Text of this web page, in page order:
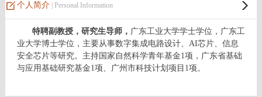
个人简介| Personal Information
特聘副教授，研究生导师， 广东工业大学学士学位，广东工
业大学博士学位，主要从事数字集成电路设计、AI芯片、信息
安全芯片等研究。主持国家自然科学青年基金1项，广东省基础
与应用基础研究基金1项、广州市科技计划项目1项。